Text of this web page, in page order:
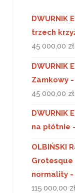
DWURNIK
trzech
45 000,00 zł
DWURNIK
Zamkowy -
45 000,00 zł
DWURNIK
na płótnie
OLBIŃSKI
normality -
115 000,00 zł